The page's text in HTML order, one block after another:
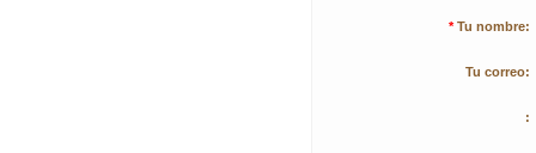
* Tu nombre:
Tu correo:
: